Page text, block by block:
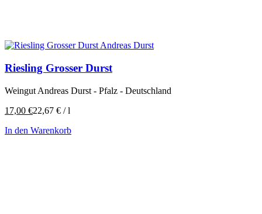
Riesling Grosser Durst
Weingut Andreas Durst - Pfalz - Deutschland
17,00 €22,67 € /l
In den Warenkorb